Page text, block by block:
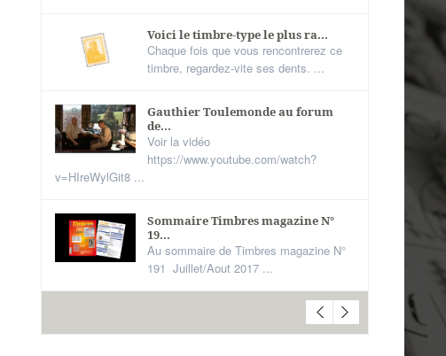
Voici le timbre-type le plus ra...
Chaque fois que vous rencontrerez ce
timbre, regardez-vite ses dents. ...
Gauthier Toulemonde au forum
de...
Voir la vidéo
https://www.youtube.com/watch?
v=HIreWylGit8 ...
Sommaire Timbres magazine N°
19...
Au sommaire de Timbres magazine N°
191 Juillet/Aout 2017 ...